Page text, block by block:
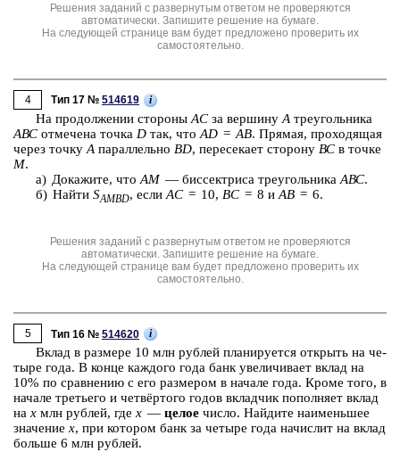
Решения заданий с развернутым ответом не проверяются
автоматически. Запишите решение на бумаге.
На следующей странице вам будет предложено проверить их
самостоятельно.
4 Тип 17 № 514619 i
На про­дол­же­нии сто­ро­ны АС за вер­ши­ну А тре­уголь­ни­ка
АВС от­ме­че­на точка D так, что AD = AB. Пря­мая, про­хо­дя­щая
через точку А па­рал­лель­но BD, пе­ре­се­ка­ет сто­ро­ну ВС в точке
M.
а) До­ка­жи­те, что AM — бис­сек­три­са тре­уголь­ни­ка АВС.
б) Найти SAMBD, если AC = 10, BC = 8 и AB = 6.
Решения заданий с развернутым ответом не проверяются
автоматически. Запишите решение на бумаге.
На следующей странице вам будет предложено проверить их
самостоятельно.
5 Тип 16 № 514620 i
Вклад в раз­ме­ре 10 млн руб­лей пла­ни­ру­ет­ся от­крыть на че­
ты­ре года. В конце каж­до­го года банк уве­ли­чи­ва­ет вклад на
10% по срав­не­нию с его раз­ме­ром в на­ча­ле года. Кроме того, в
на­ча­ле тре­тье­го и четвёртого годов вклад­чик по­пол­ня­ет вклад
на х млн руб­лей, где х — целое число. Най­ди­те наи­мень­шее
зна­че­ние х, при ко­то­ром банк за че­ты­ре года на­чис­лит на вклад
боль­ше 6 млн руб­лей.